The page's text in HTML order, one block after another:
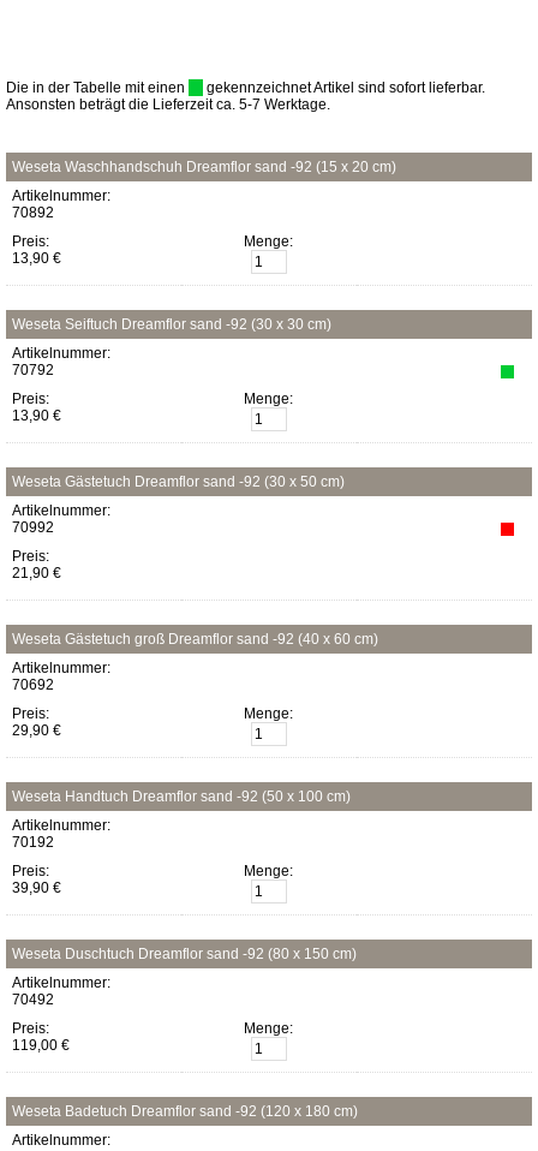
Die in der Tabelle mit einen
gekennzeichnet Artikel sind sofort lieferbar.
Ansonsten beträgt die Lieferzeit ca. 5-7 Werktage.
Weseta Waschhandschuh Dreamflor sand -92 (15 x 20 cm)
Artikelnummer:
70892
Preis:
13,90 €
Menge:
Weseta Seiftuch Dreamflor sand -92 (30 x 30 cm)
Artikelnummer:
70792
Preis:
13,90 €
Menge:
Weseta Gästetuch Dreamflor sand -92 (30 x 50 cm)
Artikelnummer:
70992
Preis:
21,90 €
Weseta Gästetuch groß Dreamflor sand -92 (40 x 60 cm)
Artikelnummer:
70692
Preis:
29,90 €
Menge:
Weseta Handtuch Dreamflor sand -92 (50 x 100 cm)
Artikelnummer:
70192
Preis:
39,90 €
Menge:
Weseta Duschtuch Dreamflor sand -92 (80 x 150 cm)
Artikelnummer:
70492
Preis:
119,00 €
Menge:
Weseta Badetuch Dreamflor sand -92 (120 x 180 cm)
Artikelnummer: